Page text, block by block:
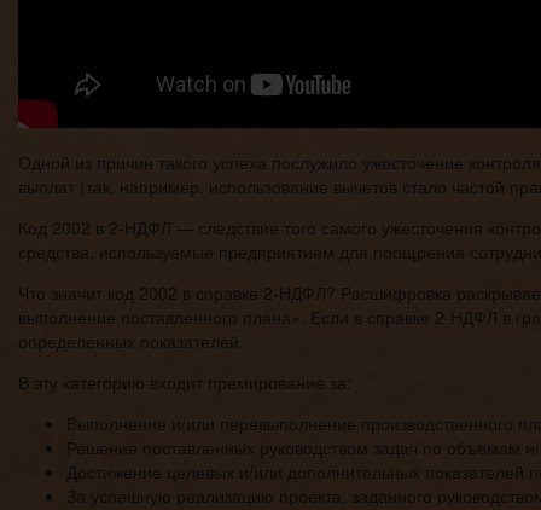
Одной из причин такого успеха послужило ужесточение
выплат (так, например, использование вычетов стало частой
Код 2002 в 2-НДФЛ — следствие того самого ужесточения
средства, используемые предприятием для поощрения
Что значит код 2002 в справке 2-НДФЛ? Расшифровка
выполнение поставленного плана». Если в справке 2-НДФЛ в
определенных показателей.
В эту категорию входит премирование за:
Выполнение и/или перевыполнение производственного
Решение поставленных руководством задач по объемам
Достижение целевых и/или дополнительных показателей
За успешную реализацию проекта, заданного